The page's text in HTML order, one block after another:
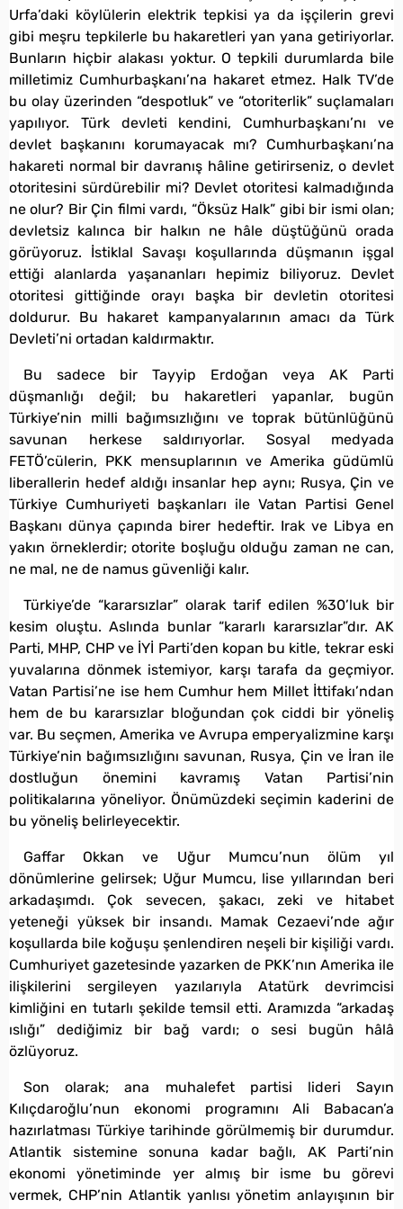
Urfa’daki köylülerin elektrik tepkisi ya da işçilerin grevi
gibi meşru tepkilerle bu hakaretleri yan yana getiriyorlar.
Bunların hiçbir alakası yoktur. O tepkili durumlarda bile
milletimiz Cumhurbaşkanı’na hakaret etmez. Halk TV’de
bu olay üzerinden “despotluk” ve “otoriterlik” suçlamaları
yapılıyor. Türk devleti kendini, Cumhurbaşkanı’nı ve
devlet başkanını korumayacak mı? Cumhurbaşkanı’na
hakareti normal bir davranış hâline getirirseniz, o devlet
otoritesini sürdürebilir mi? Devlet otoritesi kalmadığında
ne olur? Bir Çin filmi vardı, “Öksüz Halk” gibi bir ismi olan;
devletsiz kalınca bir halkın ne hâle düştüğünü orada
görüyoruz. İstiklal Savaşı koşullarında düşmanın işgal
ettiği alanlarda yaşananları hepimiz biliyoruz. Devlet
otoritesi gittiğinde orayı başka bir devletin otoritesi
doldurur. Bu hakaret kampanyalarının amacı da Türk
Devleti’ni ortadan kaldırmaktır.
Bu sadece bir Tayyip Erdoğan veya AK Parti
düşmanlığı değil; bu hakaretleri yapanlar, bugün
Türkiye’nin milli bağımsızlığını ve toprak bütünlüğünü
savunan herkese saldırıyorlar. Sosyal medyada
FETÖ’cülerin, PKK mensuplarının ve Amerika güdümlü
liberallerin hedef aldığı insanlar hep aynı; Rusya, Çin ve
Türkiye Cumhuriyeti başkanları ile Vatan Partisi Genel
Başkanı dünya çapında birer hedeftir. Irak ve Libya en
yakın örneklerdir; otorite boşluğu olduğu zaman ne can,
ne mal, ne de namus güvenliği kalır.
Türkiye’de “kararsızlar” olarak tarif edilen %30’luk bir
kesim oluştu. Aslında bunlar “kararlı kararsızlar”dır. AK
Parti, MHP, CHP ve İYİ Parti’den kopan bu kitle, tekrar eski
yuvalarına dönmek istemiyor, karşı tarafa da geçmiyor.
Vatan Partisi’ne ise hem Cumhur hem Millet İttifakı’ndan
hem de bu kararsızlar bloğundan çok ciddi bir yöneliş
var. Bu seçmen, Amerika ve Avrupa emperyalizmine karşı
Türkiye’nin bağımsızlığını savunan, Rusya, Çin ve İran ile
dostluğun önemini kavramış Vatan Partisi’nin
politikalarına yöneliyor. Önümüzdeki seçimin kaderini de
bu yöneliş belirleyecektir.
Gaffar Okkan ve Uğur Mumcu’nun ölüm yıl
dönümlerine gelirsek; Uğur Mumcu, lise yıllarından beri
arkadaşımdı. Çok sevecen, şakacı, zeki ve hitabet
yeteneği yüksek bir insandı. Mamak Cezaevi’nde ağır
koşullarda bile koğuşu şenlendiren neşeli bir kişiliği vardı.
Cumhuriyet gazetesinde yazarken de PKK’nın Amerika ile
ilişkilerini sergileyen yazılarıyla Atatürk devrimcisi
kimliğini en tutarlı şekilde temsil etti. Aramızda “arkadaş
ıslığı” dediğimiz bir bağ vardı; o sesi bugün hâlâ
özlüyoruz.
Son olarak; ana muhalefet partisi lideri Sayın
Kılıçdaroğlu’nun ekonomi programını Ali Babacan’a
hazırlatması Türkiye tarihinde görülmemiş bir durumdur.
Atlantik sistemine sonuna kadar bağlı, AK Parti’nin
ekonomi yönetiminde yer almış bir isme bu görevi
vermek, CHP’nin Atlantik yanlısı yönetim anlayışının bir